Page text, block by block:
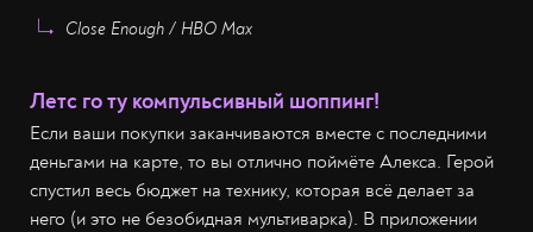
Close Enough / HBO Max
Летс го ту компульсивный шоппинг!
Если ваши покупки заканчиваются вместе с последними
деньгами на карте, то вы отлично поймёте Алекса. Герой
спустил весь бюджет на технику, которая всё делает за
него (и это не безобидная мультиварка). В приложении